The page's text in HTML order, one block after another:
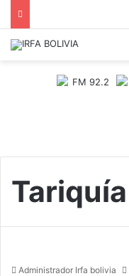
Tariquía
Administrador Irfa bolivia